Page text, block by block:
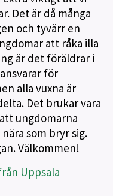
Det är då många
och tyvärr en
att råka illa
är det föräldrar i
för
alla vuxna är
Det brukar vara
ungdomarna
som bryr sig.
Välkommen!
Uppsala